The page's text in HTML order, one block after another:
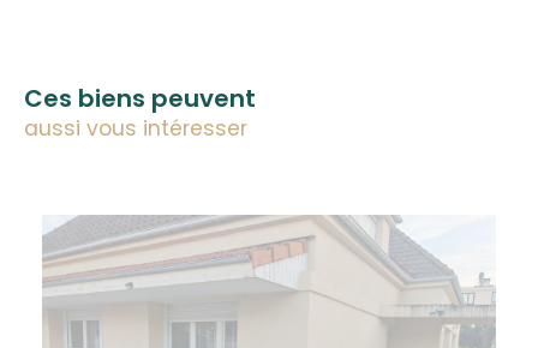
Ces biens peuvent
aussi vous intéresser